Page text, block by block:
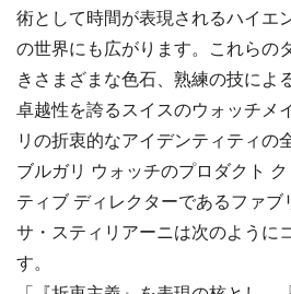
術として時間が表現されるハイエ
の世界にも広がります。これらの
きさまざまな色石、熟練の技によ
卓越性を誇るスイスのウォッチメ
リの折衷的なアイデンティティの
ブルガリ ウォッチのプロダクト
ティブ ディレクターであるファブ
サ・スティリアーニは次のように
す。